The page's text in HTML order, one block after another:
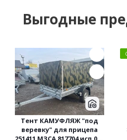
Выгодные
Тент КАМУФЛЯЖ "под
веревку" для прицепа